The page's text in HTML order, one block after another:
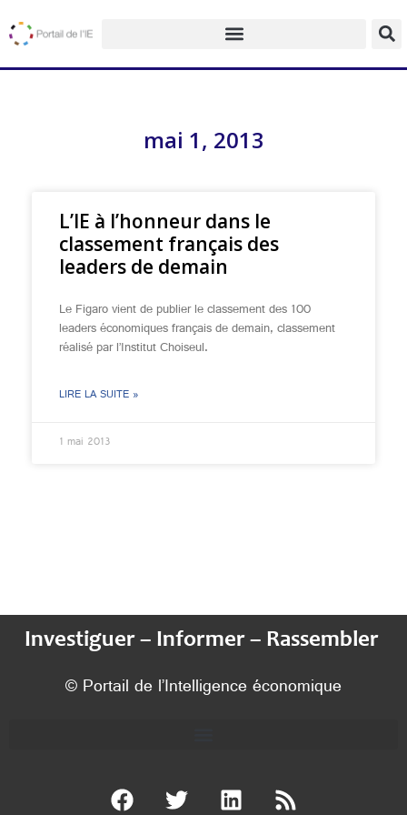
mai 1, 2013
L’IE à l’honneur dans le
classement français des
leaders de demain
Le Figaro vient de publier le classement des 100
leaders économiques français de demain, classement
réalisé par l’Institut Choiseul.
LIRE LA SUITE »
1 mai 2013
Investiguer – Informer – Rassembler
© Portail de l’Intelligence économique